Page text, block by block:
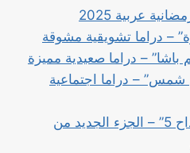
– دراما اجتماعية
4. مسلسل “المداح 5” – الجزء الجديد من